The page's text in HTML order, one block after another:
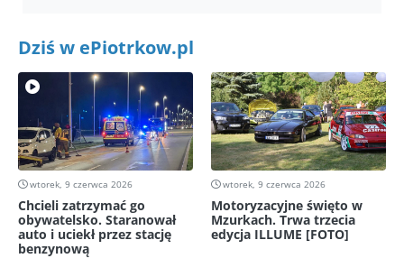
Dziś w ePiotrkow.pl
wtorek, 9 czerwca 2026
Chcieli zatrzymać go
obywatelsko. Staranował
auto i uciekł przez stację
benzynową
wtorek, 9 czerwca 2026
Motoryzacyjne święto w
Mzurkach. Trwa trzecia
edycja ILLUME [FOTO]